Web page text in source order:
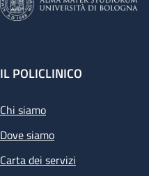
Footer
IL POLICLINICO
Chi siamo
Dove siamo
Carta dei servizi